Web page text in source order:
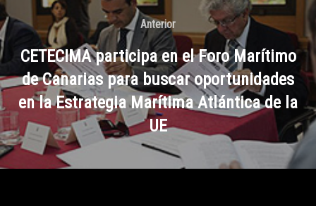
Anterior
CETECIMA participa en el Foro Marítimo
de Canarias para buscar oportunidades
en la Estrategia Marítima Atlántica de la
UE